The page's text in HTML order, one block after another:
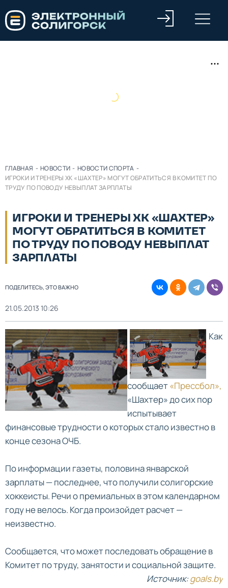
ГЛАВНАЯ - НОВОСТИ - НОВОСТИ СПОРТА -
ИГРОКИ И ТРЕНЕРЫ ХК «ШАХТЕР» МОГУТ ОБРАТИТЬСЯ В КОМИТЕТ ПО
ТРУДУ ПО ПОВОДУ НЕВЫПЛАТ ЗАРПЛАТЫ
ИГРОКИ И ТРЕНЕРЫ ХК «ШАХТЕР»
МОГУТ ОБРАТИТЬСЯ В КОМИТЕТ
ПО ТРУДУ ПО ПОВОДУ НЕВЫПЛАТ
ЗАРПЛАТЫ
ПОДЕЛИТЕСЬ, ЭТО ВАЖНО
21.05.2013 10:26
Как
сообщает«Прессбол»,
«Шахтер» до сих пор
испытывает
финансовые трудности о которых стало известно в
конце сезона ОЧБ.
По информации газеты, половина январской
зарплаты — последнее, что получили солигорские
хоккеисты. Речи о премиальных в этом календарном
году не велось. Когда произойдет расчет —
неизвестно.
Сообщается, что может последовать обращение в
Комитет по труду, занятости и социальной защите.
Источник:goals.by